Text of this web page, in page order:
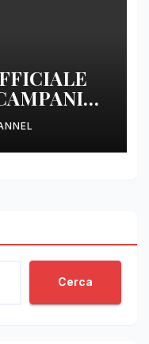
Cerca